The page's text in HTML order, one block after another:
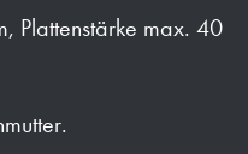
Plattenstärke max. 40